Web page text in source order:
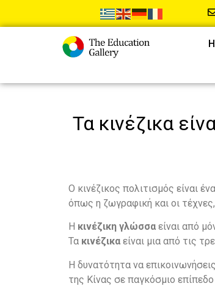
Τα κινέζικα
Ο κινέζικος πολιτισμός είναι
όπως η ζωγραφική και οι
Η κινέζικη γλώσσα είναι από
Τα κινέζικα είναι μια από τις
Η δυνατότητα να
της Κίνας σε παγκόσμιο